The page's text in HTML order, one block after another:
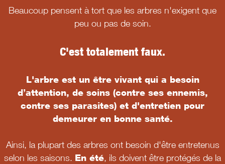
Beaucoup pensent à tort que les arbres n'exigent que
peu ou pas de soin.
C'est totalement faux.
L'arbre est un être vivant qui a besoin
d’attention, de soins (contre ses ennemis,
contre ses parasites) et d'entretien pour
demeurer en bonne santé.
Ainsi, la plupart des arbres ont besoin d'être entretenus
selon les saisons. En été, ils doivent être protégés de la